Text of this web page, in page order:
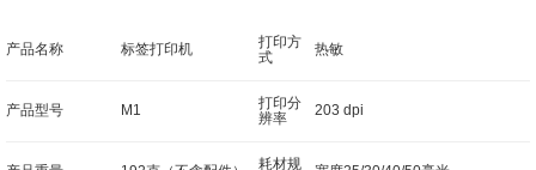
产品名称 标签打印机
打印方
式
热敏
产品型号 M1
打印分
辨率
203 dpi
耗材规